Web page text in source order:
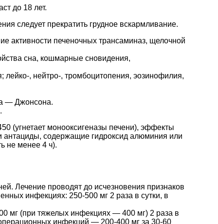
до 18 лет.
следует прекратить грудное вскармливание.
активности печеночных трансаминаз, щелочной
сна, кошмарные сновидения,
лейко-, нейтро-, тромбоцитопения, эозинофилия,
— Джонсона.
(угнетает монооксигеназы печени), эффекты
антациды, содержащие гидроксид алюминия или
не менее 4 ч).
Лечение проводят до исчезновения признаков
инфекциях: 250-500 мг 2 раза в сутки, в
мг (при тяжелых инфекциях — 400 мг) 2 раза в
инфекций — 200-400 мг за 30-60